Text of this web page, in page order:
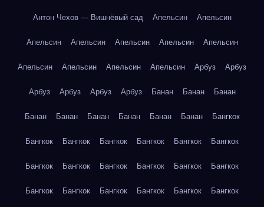
Антон Чехов — Вишнёвый сад Апельсин Апельсин
Апельсин Апельсин Апельсин Апельсин Апельсин
Апельсин Апельсин Апельсин Апельсин Арбуз Арбуз
Арбуз Арбуз Арбуз Арбуз Банан Банан Банан
Банан Банан Банан Банан Банан Банан Бангкок
Бангкок Бангкок Бангкок Бангкок Бангкок Бангкок
Бангкок Бангкок Бангкок Бангкок Бангкок Бангкок
Бангкок Бангкок Бангкок Бангкок Бангкок Бангкок